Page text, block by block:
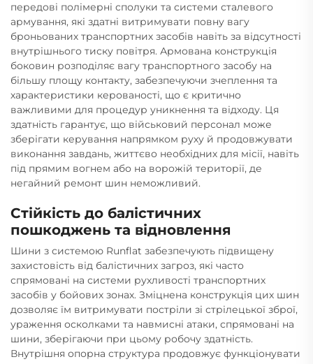
передові полімерні сполуки та системи сталевого
армування, які здатні витримувати повну вагу
броньованих транспортних засобів навіть за відсутності
внутрішнього тиску повітря. Армована конструкція
боковин розподіляє вагу транспортного засобу на
більшу площу контакту, забезпечуючи зчеплення та
характеристики керованості, що є критично
важливими для процедур уникнення та відходу. Ця
здатність гарантує, що військовий персонал може
зберігати керування напрямком руху й продовжувати
виконання завдань, життєво необхідних для місії, навіть
під прямим вогнем або на ворожій території, де
негайний ремонт шин неможливий.
Стійкість до балістичних
пошкоджень та відновлення
Шини з системою Runflat забезпечують підвищену
захистовість від балістичних загроз, які часто
спрямовані на системи рухливості транспортних
засобів у бойових зонах. Зміцнена конструкція цих шин
дозволяє їм витримувати постріли зі стрілецької зброї,
ураження осколками та навмисні атаки, спрямовані на
шини, зберігаючи при цьому робочу здатність.
Внутрішня опорна структура продовжує функціонувати